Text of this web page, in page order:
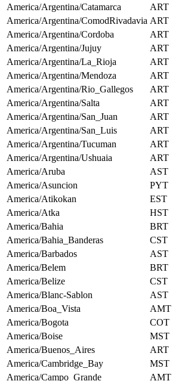
America/Argentina/Catamarca
ART
America/Argentina/ComodRivadavia ART
America/Argentina/Cordoba
ART
America/Argentina/Jujuy
ART
America/Argentina/La_Rioja
ART
America/Argentina/Mendoza
ART
America/Argentina/Rio_Gallegos
ART
America/Argentina/Salta
ART
America/Argentina/San_Juan
ART
America/Argentina/San_Luis
ART
America/Argentina/Tucuman
ART
America/Argentina/Ushuaia
ART
America/Aruba
AST
America/Asuncion
PYT
America/Atikokan
EST
America/Atka
HST
America/Bahia
BRT
America/Bahia_Banderas
CST
America/Barbados
AST
America/Belem
BRT
America/Belize
CST
America/Blanc-Sablon
AST
America/Boa_Vista
AMT
America/Bogota
COT
America/Boise
MST
America/Buenos_Aires
ART
America/Cambridge_Bay
MST
America/Campo_Grande
AMT